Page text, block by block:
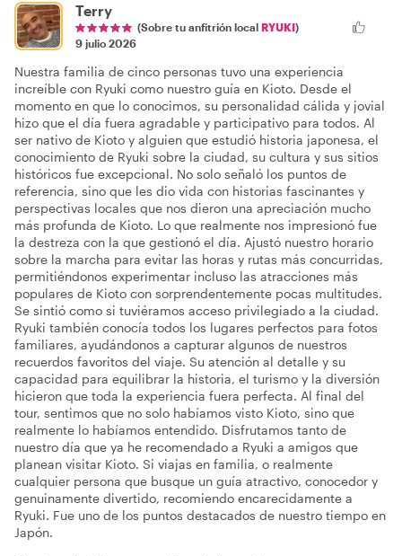
Terry
(Sobre tu anfitrión local RYUKI)
9 julio 2026
Nuestra familia de cinco personas tuvo una experiencia
increíble con Ryuki como nuestro guía en Kioto. Desde el
momento en que lo conocimos, su personalidad cálida y jovial
hizo que el día fuera agradable y participativo para todos. Al
ser nativo de Kioto y alguien que estudió historia japonesa, el
conocimiento de Ryuki sobre la ciudad, su cultura y sus sitios
históricos fue excepcional. No solo señaló los puntos de
referencia, sino que les dio vida con historias fascinantes y
perspectivas locales que nos dieron una apreciación mucho
más profunda de Kioto. Lo que realmente nos impresionó fue
la destreza con la que gestionó el día. Ajustó nuestro horario
sobre la marcha para evitar las horas y rutas más concurridas,
permitiéndonos experimentar incluso las atracciones más
populares de Kioto con sorprendentemente pocas multitudes.
Se sintió como si tuviéramos acceso privilegiado a la ciudad.
Ryuki también conocía todos los lugares perfectos para fotos
familiares, ayudándonos a capturar algunos de nuestros
recuerdos favoritos del viaje. Su atención al detalle y su
capacidad para equilibrar la historia, el turismo y la diversión
hicieron que toda la experiencia fuera perfecta. Al final del
tour, sentimos que no solo habíamos visto Kioto, sino que
realmente lo habíamos entendido. Disfrutamos tanto de
nuestro día que ya he recomendado a Ryuki a amigos que
planean visitar Kioto. Si viajas en familia, o realmente
cualquier persona que busque un guía atractivo, conocedor y
genuinamente divertido, recomiendo encarecidamente a
Ryuki. Fue uno de los puntos destacados de nuestro tiempo en
Japón.